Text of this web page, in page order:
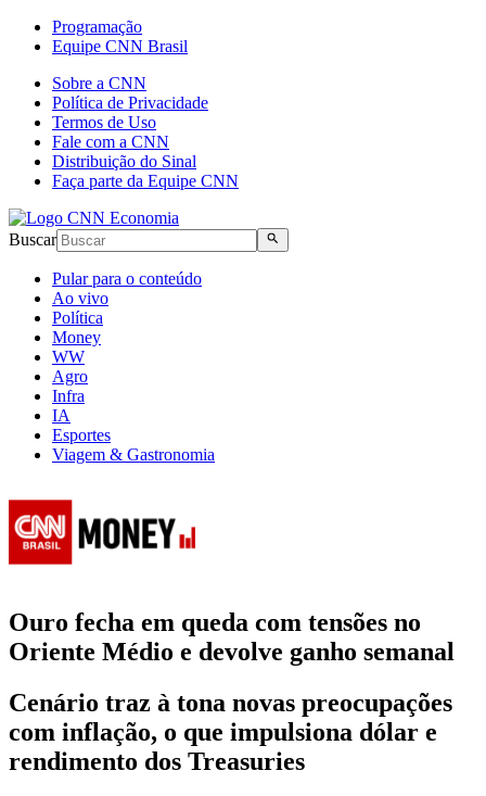
Programação
Equipe CNN Brasil
Sobre a CNN
Política de Privacidade
Termos de Uso
Fale com a CNN
Distribuição do Sinal
Faça parte da Equipe CNN
Buscar
Pular para o conteúdo
Ao vivo
Política
Money
WW
Agro
Infra
IA
Esportes
Viagem & Gastronomia
Ouro fecha em queda com tensões no
Oriente Médio e devolve ganho semanal
Cenário traz à tona novas preocupações
com inflação, o que impulsiona dólar e
rendimento dos Treasuries